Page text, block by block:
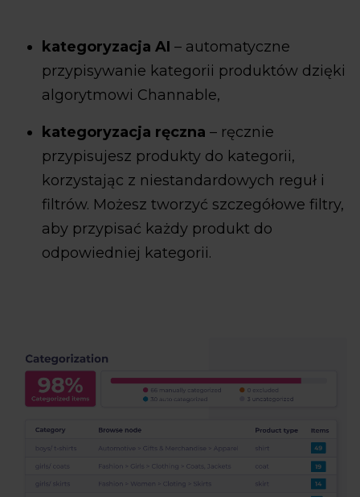
kategoryzacja AI – automatyczne
przypisywanie kategorii produktów dzięki
algorytmowi Channable,
kategoryzacja ręczna – ręcznie
przypisujesz produkty do kategorii,
korzystając z niestandardowych reguł i
filtrów. Możesz tworzyć szczegółowe filtry,
aby przypisać każdy produkt do
odpowiedniej kategorii.